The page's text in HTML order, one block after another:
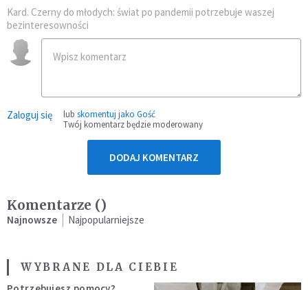
Kard. Czerny do młodych: świat po pandemii potrzebuje waszej
bezinteresowności
Zaloguj się lub skomentuj jako Gość
Twój komentarz będzie moderowany
DODAJ KOMENTARZ
Komentarze ()
Najnowsze Najpopularniejsze
WYBRANE DLA CIEBIE